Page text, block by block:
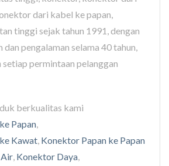
dari kabel ke papan,
tinggi sejak tahun 1991, dengan
pengalaman selama 40 tahun,
permintaan pelanggan
berkualitas kami
Papan
Kawat Konektor Papan ke Papan
Konektor Daya